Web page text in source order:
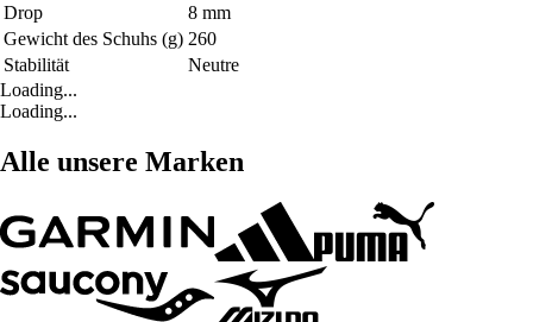
Drop
8 mm
Gewicht des Schuhs (g) 260
Stabilität
Neutre
Loading...
Loading...
Alle unsere Marken